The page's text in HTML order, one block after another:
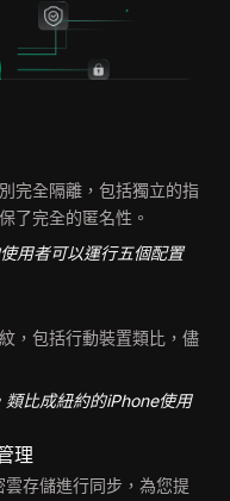
完全隔離，包括獨立的指
了完全的匿名性。
用者可以運行五個配置
，包括行動裝置類比，儘
比成紐約的iPhone使用
理
存儲進行同步，為您提